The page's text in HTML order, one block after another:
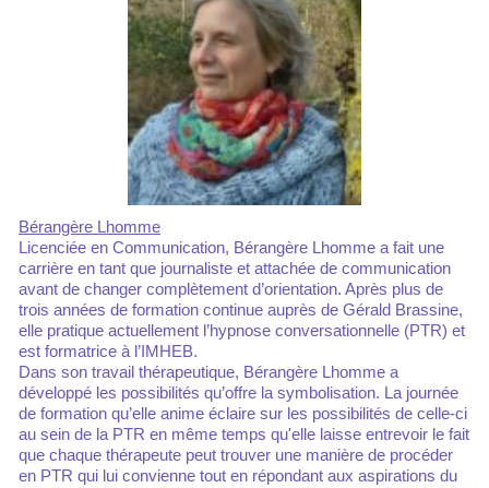
Bérangère Lhomme
Licenciée en Communication, Bérangère Lhomme a fait une
carrière en tant que journaliste et attachée de communication
avant de changer complètement d’orientation. Après plus de
trois années de formation continue auprès de Gérald Brassine,
elle pratique actuellement l’hypnose conversationnelle (PTR) et
est formatrice à l’IMHEB.
Dans son travail thérapeutique, Bérangère Lhomme a
développé les possibilités qu’offre la symbolisation. La journée
de formation qu’elle anime éclaire sur les possibilités de celle-ci
au sein de la PTR en même temps qu'elle laisse entrevoir le fait
que chaque thérapeute peut trouver une manière de procéder
en PTR qui lui convienne tout en répondant aux aspirations du